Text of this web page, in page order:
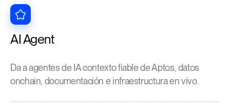
AI Agent
Da a agentes de IA contexto fiable de Aptos, datos
onchain, documentación e infraestructura en vivo.